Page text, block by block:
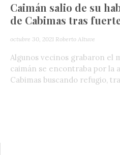
Caimán salio de su
de Cabimas tras
octubre 30, 2021 Roberto Altuve
Algunos vecinos grabaron el
caimán se encontraba por la
Cabimas buscando refugio,